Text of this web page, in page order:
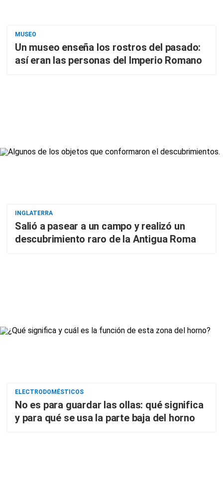
MUSEO
Un museo enseña los rostros del pasado:
así eran las personas del Imperio Romano
INGLATERRA
Salió a pasear a un campo y realizó un
descubrimiento raro de la Antigua Roma
ELECTRODOMÉSTICOS
No es para guardar las ollas: qué significa
y para qué se usa la parte baja del horno